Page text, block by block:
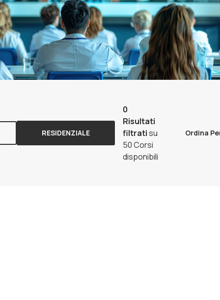
RESIDENZIALE
0
Risultati
filtratisu
50 Corsi
disponibili
Ordina